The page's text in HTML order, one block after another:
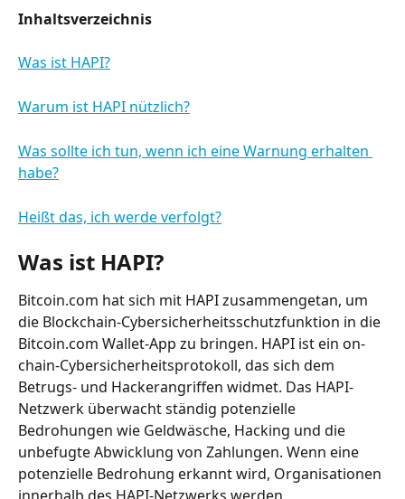
Inhaltsverzeichnis
Was ist HAPI?
Warum ist HAPI nützlich?
Was sollte ich tun, wenn ich eine Warnung erhalten
habe?
Heißt das, ich werde verfolgt?
Was ist HAPI?
Bitcoin.com hat sich mit HAPI zusammengetan, um
die Blockchain-Cybersicherheitsschutzfunktion in die
Bitcoin.com Wallet-App zu bringen. HAPI ist ein on-
chain-Cybersicherheitsprotokoll, das sich dem
Betrugs- und Hackerangriffen widmet. Das HAPI-
Netzwerk überwacht ständig potenzielle
Bedrohungen wie Geldwäsche, Hacking und die
unbefugte Abwicklung von Zahlungen. Wenn eine
potenzielle Bedrohung erkannt wird, Organisationen